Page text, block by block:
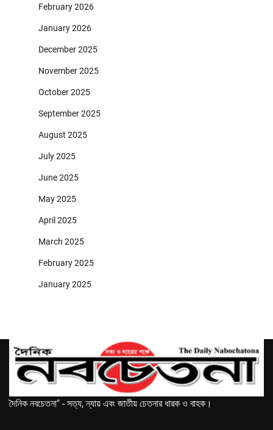
February 2026
January 2026
December 2025
November 2025
October 2025
September 2025
August 2025
July 2025
June 2025
May 2025
April 2025
March 2025
February 2025
January 2025
দৈনিক নবচেতনা" - সত্য, ন্যায় এবং জাতীয় চেতনার ধারক ও বাহক।